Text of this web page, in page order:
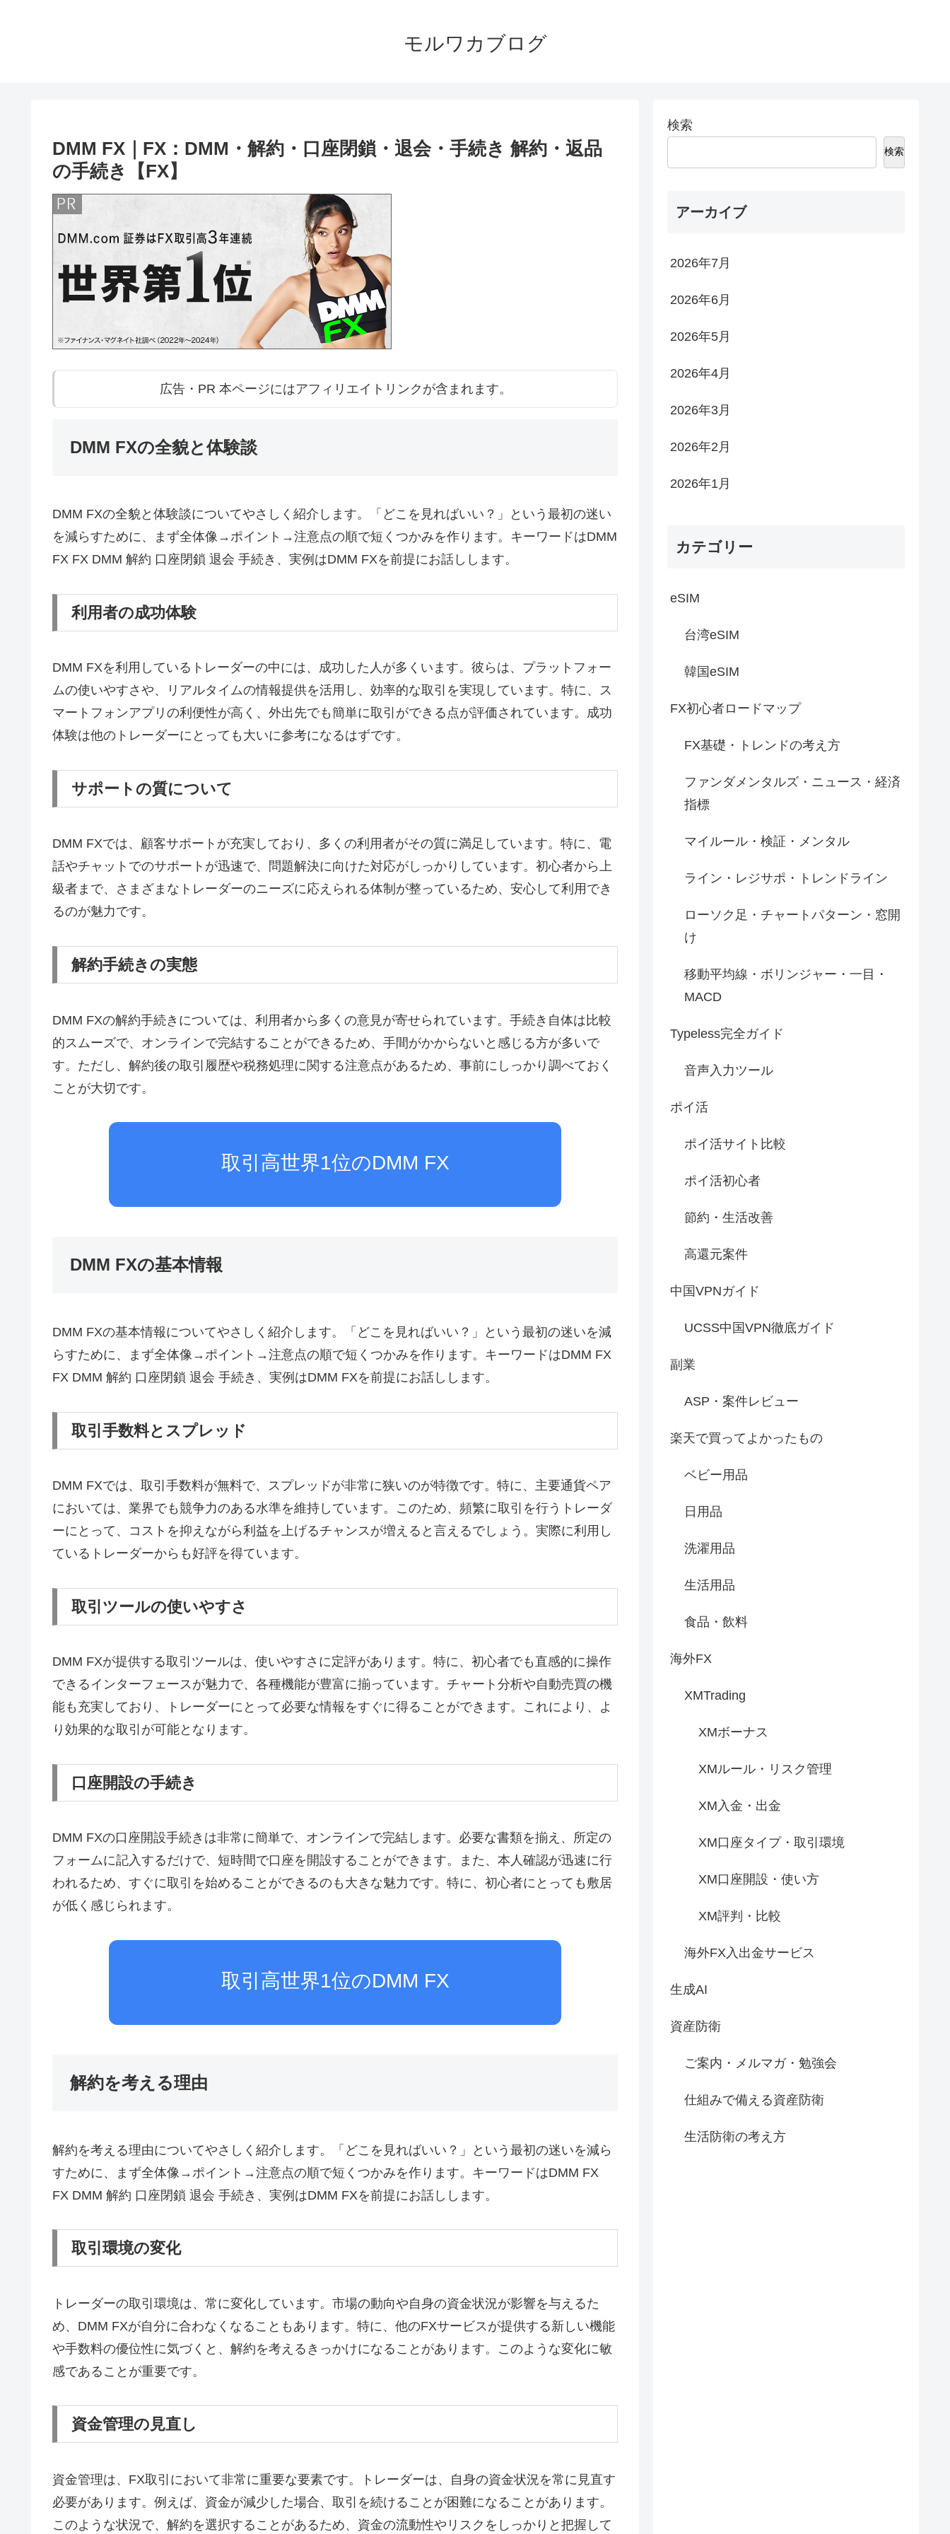
モルワカブログ
DMM FX｜FX：DMM・解約・口座閉鎖・退会・手続き 解約・返品
の手続き【FX】
広告・PR 本ページにはアフィリエイトリンクが含まれます。
DMM FXの全貌と体験談
DMM FXの全貌と体験談についてやさしく紹介します。「どこを見ればいい？」という最初の迷い
を減らすために、まず全体像→ポイント→注意点の順で短くつかみを作ります。キーワードはDMM
FX FX DMM 解約 口座閉鎖 退会 手続き、実例はDMM FXを前提にお話しします。
利用者の成功体験
DMM FXを利用しているトレーダーの中には、成功した人が多くいます。彼らは、プラットフォー
ムの使いやすさや、リアルタイムの情報提供を活用し、効率的な取引を実現しています。特に、ス
マートフォンアプリの利便性が高く、外出先でも簡単に取引ができる点が評価されています。成功
体験は他のトレーダーにとっても大いに参考になるはずです。
サポートの質について
DMM FXでは、顧客サポートが充実しており、多くの利用者がその質に満足しています。特に、電
話やチャットでのサポートが迅速で、問題解決に向けた対応がしっかりしています。初心者から上
級者まで、さまざまなトレーダーのニーズに応えられる体制が整っているため、安心して利用でき
るのが魅力です。
解約手続きの実態
DMM FXの解約手続きについては、利用者から多くの意見が寄せられています。手続き自体は比較
的スムーズで、オンラインで完結することができるため、手間がかからないと感じる方が多いで
す。ただし、解約後の取引履歴や税務処理に関する注意点があるため、事前にしっかり調べておく
ことが大切です。
取引高世界1位のDMM FX
DMM FXの基本情報
DMM FXの基本情報についてやさしく紹介します。「どこを見ればいい？」という最初の迷いを減
らすために、まず全体像→ポイント→注意点の順で短くつかみを作ります。キーワードはDMM FX
FX DMM 解約 口座閉鎖 退会 手続き、実例はDMM FXを前提にお話しします。
取引手数料とスプレッド
DMM FXでは、取引手数料が無料で、スプレッドが非常に狭いのが特徴です。特に、主要通貨ペア
においては、業界でも競争力のある水準を維持しています。このため、頻繁に取引を行うトレーダ
ーにとって、コストを抑えながら利益を上げるチャンスが増えると言えるでしょう。実際に利用し
ているトレーダーからも好評を得ています。
取引ツールの使いやすさ
DMM FXが提供する取引ツールは、使いやすさに定評があります。特に、初心者でも直感的に操作
できるインターフェースが魅力で、各種機能が豊富に揃っています。チャート分析や自動売買の機
能も充実しており、トレーダーにとって必要な情報をすぐに得ることができます。これにより、よ
り効果的な取引が可能となります。
口座開設の手続き
DMM FXの口座開設手続きは非常に簡単で、オンラインで完結します。必要な書類を揃え、所定の
フォームに記入するだけで、短時間で口座を開設することができます。また、本人確認が迅速に行
われるため、すぐに取引を始めることができるのも大きな魅力です。特に、初心者にとっても敷居
が低く感じられます。
取引高世界1位のDMM FX
解約を考える理由
解約を考える理由についてやさしく紹介します。「どこを見ればいい？」という最初の迷いを減ら
すために、まず全体像→ポイント→注意点の順で短くつかみを作ります。キーワードはDMM FX
FX DMM 解約 口座閉鎖 退会 手続き、実例はDMM FXを前提にお話しします。
取引環境の変化
トレーダーの取引環境は、常に変化しています。市場の動向や自身の資金状況が影響を与えるた
め、DMM FXが自分に合わなくなることもあります。特に、他のFXサービスが提供する新しい機能
や手数料の優位性に気づくと、解約を考えるきっかけになることがあります。このような変化に敏
感であることが重要です。
資金管理の見直し
資金管理は、FX取引において非常に重要な要素です。トレーダーは、自身の資金状況を常に見直す
必要があります。例えば、資金が減少した場合、取引を続けることが困難になることがあります。
このような状況で、解約を選択することがあるため、資金の流動性やリスクをしっかりと把握して
検索
検索
アーカイブ
2026年7月
2026年6月
2026年5月
2026年4月
2026年3月
2026年2月
2026年1月
カテゴリー
eSIM
台湾eSIM
韓国eSIM
FX初心者ロードマップ
FX基礎・トレンドの考え方
ファンダメンタルズ・ニュース・経済
指標
マイルール・検証・メンタル
ライン・レジサポ・トレンドライン
ローソク足・チャートパターン・窓開
け
移動平均線・ボリンジャー・一目・
MACD
Typeless完全ガイド
音声入力ツール
ポイ活
ポイ活サイト比較
ポイ活初心者
節約・生活改善
高還元案件
中国VPNガイド
UCSS中国VPN徹底ガイド
副業
ASP・案件レビュー
楽天で買ってよかったもの
ベビー用品
日用品
洗濯用品
生活用品
食品・飲料
海外FX
XMTrading
XMボーナス
XMルール・リスク管理
XM入金・出金
XM口座タイプ・取引環境
XM口座開設・使い方
XM評判・比較
海外FX入出金サービス
生成AI
資産防衛
ご案内・メルマガ・勉強会
仕組みで備える資産防衛
生活防衛の考え方